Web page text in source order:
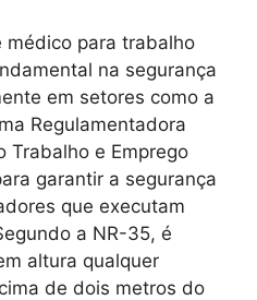
médico para trabalho
na segurança
em setores como a
Regulamentadora
Trabalho e Emprego
garantir a segurança
que executam
a NR-35, é
altura qualquer
de dois metros do